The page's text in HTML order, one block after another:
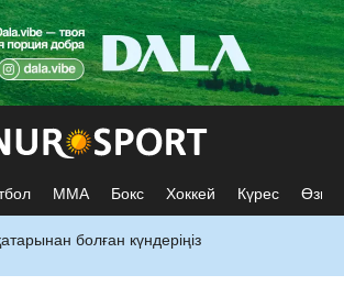
ММА Бокс Хоккей Күрес Өзге
болған күндеріңіз